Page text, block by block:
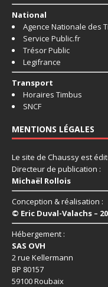
National
Agence Nationale des
Service Public.fr
Trésor Public
Legifrance
Transport
Horaires Timbus
SNCF
MENTIONS LÉGALES
Le site de Chaussy est
Directeur de publication :
Michaël Rollois
Conception & réalisation :
© Eric Duval-Valachs –
Hébergement :
SAS OVH
2 rue Kellermann
BP 80157
59100 Roubaix